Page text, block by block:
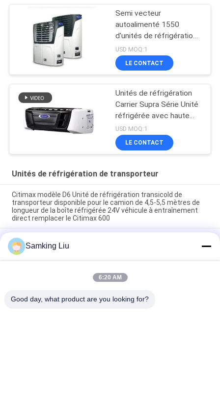
Semi vecteur
autoalimenté 1550
d'unités de réfrigération
de camion de
transporteur de
remorque
USD MOQ:1
LE CONTACT
Unités de réfrigération
Carrier Supra Série Unité
réfrigérée avec haute
performance de
refroidissement 12000
Watts et conception
USD MOQ:1
LE CONTACT
Unités de réfrigération de transporteur
Citimax modèle D6 Unité de réfrigération transicold de
transporteur disponible pour le camion de 4,5-5,5 mètres de
longueur de la boîte réfrigérée 24V véhicule à entraînement
direct remplacer le Citimax 600
Carrier Transicold Citimax D7 modèle disponible pour
camionnette frigorifique de 5-6 mètres de longueur de caisse
24V
oasis 250 Unité de réfrigération transicold disponible pour le
camion de la boîte réfrigérée de 5-6 mètres à 40-50 degrés
Samking Liu
6:20 AM
Good day, what product are you looking for?